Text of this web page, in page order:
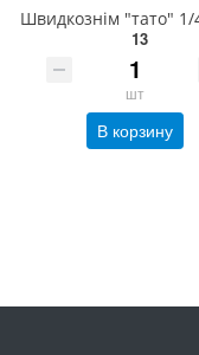
13
шт
В корзину